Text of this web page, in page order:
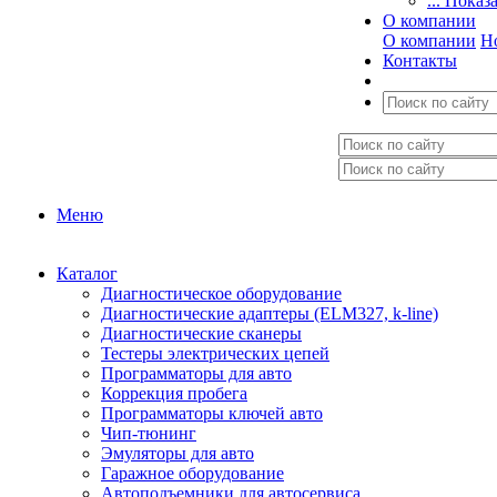
О компании
О компании
Контакты
Меню
Каталог
Диагностическое оборудование
Диагностические адаптеры (ELM327, k-line)
Диагностические сканеры
Тестеры электрических цепей
Программаторы для авто
Коррекция пробега
Программаторы ключей авто
Чип-тюнинг
Эмуляторы для авто
Гаражное оборудование
Автоподъемники для автосервиса